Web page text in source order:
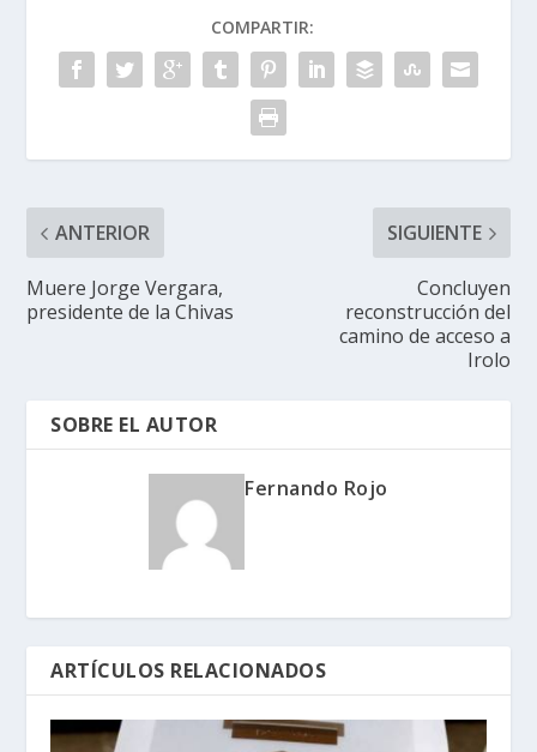
COMPARTIR:
ANTERIOR
Muere Jorge Vergara,
presidente de la Chivas
SIGUIENTE
Concluyen
reconstrucción del
camino de acceso a
Irolo
SOBRE EL AUTOR
Fernando Rojo
ARTÍCULOS RELACIONADOS